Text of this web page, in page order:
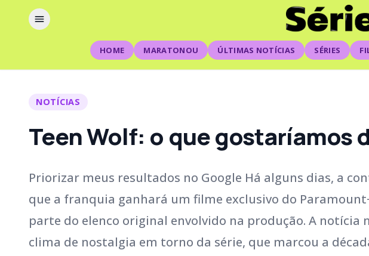
HOME MARATONOU ÚLTIMAS NOTÍCIAS SÉRIES
NOTÍCIAS
Teen Wolf: o que gostaríamos
Priorizar meus resultados no Google Há alguns dias, a
que a franquia ganhará um filme exclusivo do
parte do elenco original envolvido na produção. A notícia
clima de nostalgia em torno da série, que marcou a